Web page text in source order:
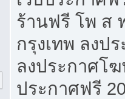
ร้านฟรี โพ ส
กรุงเทพ ลงป
ลงประกาศโ
ประกาศฟรี